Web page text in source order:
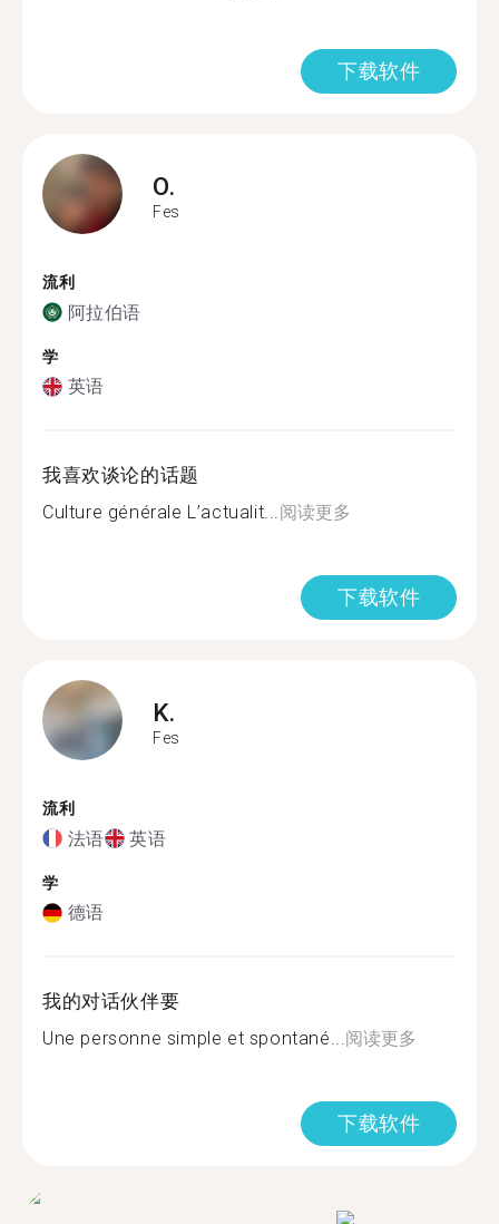
下载软件
O.
Fes
流利
阿拉伯语
学
英语
我喜欢谈论的话题
Culture générale L’actualit...阅读更多
下载软件
K.
Fes
流利
法语 英语
学
德语
我的对话伙伴要
Une personne simple et spontané...阅读更多
下载软件